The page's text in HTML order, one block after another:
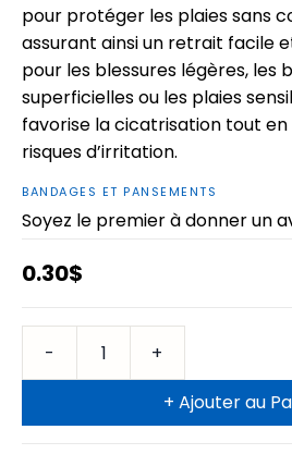
pour protéger les plaies sans
assurant ainsi un retrait facile
pour les blessures légères, les
superficielles ou les plaies
favorise la cicatrisation tout
risques d’irritation.
BANDAGES ET PANSEMENTS
Soyez le premier à donner un
0.30$
+ Ajouter au